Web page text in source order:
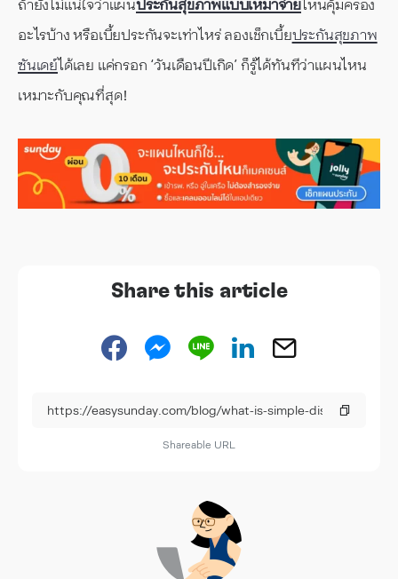
อะไรบ้าง หรือเบี้ยประกันจะเท่าไหร่ ลองเช็กเบี้ยประกันสุขภาพ
ซันเดย์ได้เลย แค่กรอก ‘วันเดือนปีเกิด’ ก็รู้ได้ทันทีว่าแผนไหน
เหมาะกับคุณที่สุด!
Share this article
Shareable URL